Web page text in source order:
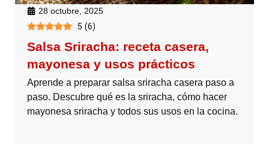
28 octubre, 2025
5 (6)
Salsa Sriracha: receta casera,
mayonesa y usos prácticos
Aprende a preparar salsa sriracha casera paso a
paso. Descubre qué es la sriracha, cómo hacer
mayonesa sriracha y todos sus usos en la cocina.